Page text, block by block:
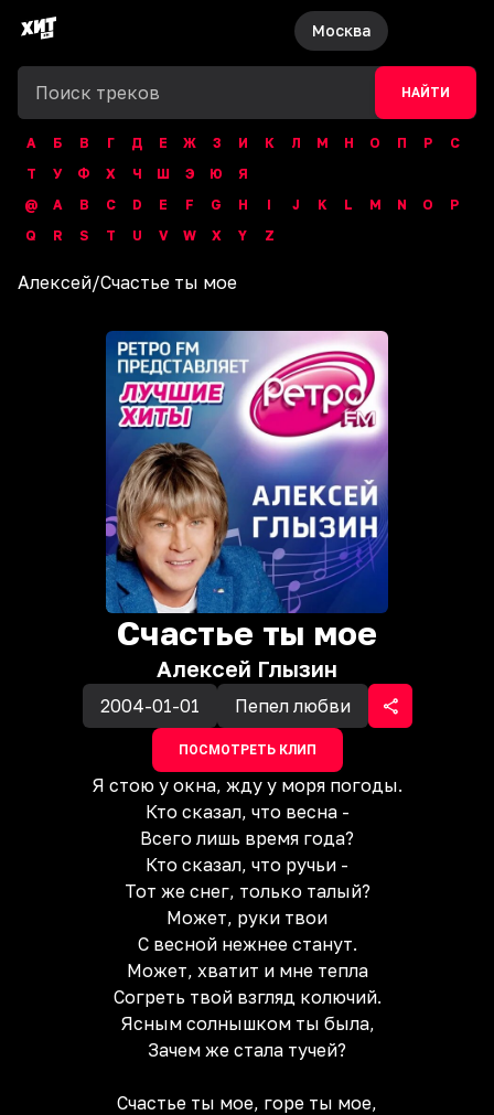
Москва
НАЙТИ
А Б В Г Д Е Ж З И К Л М Н О П Р
С
Т
У Ф Х Ч Ш Э Ю
Я
@
A B C D E F G H I J K L M N O
P
Q
R S T U V W X Y Z
Алексей/Счастье ты мое
Счастье ты мое
Алексей Глызин
2004-01-01 Пепел любви
ПОСМОТРЕТЬ КЛИП
Я стою у окна, жду у моря погоды.
Кто сказал, что весна -
Всего лишь время года?
Кто сказал, что ручьи -
Тот же снег, только талый?
Может, руки твои
С весной нежнее станут.
Может, хватит и мне тепла
Согреть твой взгляд колючий.
Ясным солнышком ты была,
Зачем же стала тучей?
Счастье ты мое, горе ты мое,